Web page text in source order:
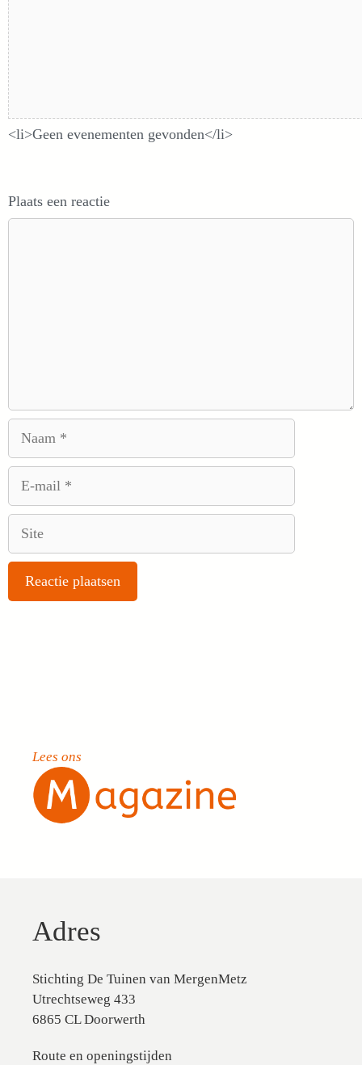
Aankomende evenementen
<li>Geen evenementen gevonden</li>
Plaats een reactie
Lees ons
Adres
Stichting De Tuinen van MergenMetz
Utrechtseweg 433
6865 CL Doorwerth
Route en openingstijden